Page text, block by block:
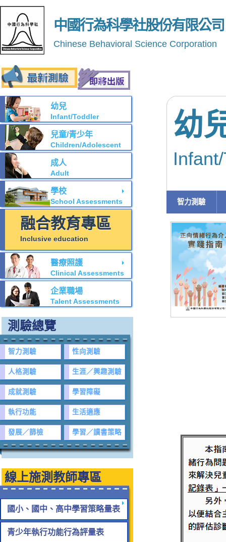
中國行為科學社股份有限公司
Chinese Behavioral Science Corporation
幼
智力測驗
幼兒
Infant/Toddler
兒童/青少年
Children/Adolescent
成人
Adult
學校
School Assessments
融合教育專區
Inclusive education
醫療照護
Clinical Assessments
企業職場
Talent Assessments
測驗總覽
智力測驗 性向測驗
人格測驗 生涯／興趣測驗
成就測驗 學習障礙
執行功能 生活適應
發展／篩檢 學習／讀書策略
線上施測教師專區
國小、國中、高中學習策略量表
青少年執行功能行為評量表